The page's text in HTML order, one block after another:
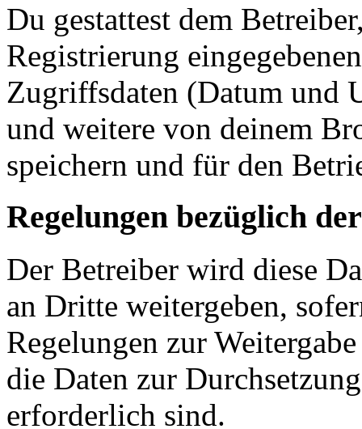
Du gestattest dem
Registrierung
Zugriffsdaten (Datum und
und weitere von deinem
speichern und für den
Regelungen bezüglich
Der Betreiber wird diese
an Dritte weitergeben,
Regelungen zur
die Daten zur
erforderlich sind.